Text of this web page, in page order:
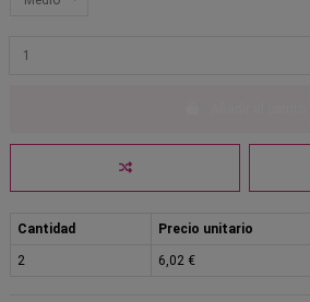
Cantidad Precio unitario
2 6,02 €